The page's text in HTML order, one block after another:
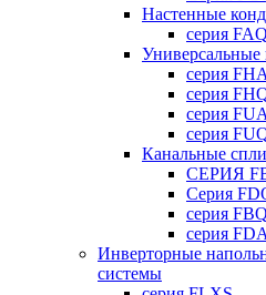
Настенные
серия
серия
серия
серия FUA
серия
Канальные
СЕРИЯ
Серия
серия
серия
Инверторные
системы